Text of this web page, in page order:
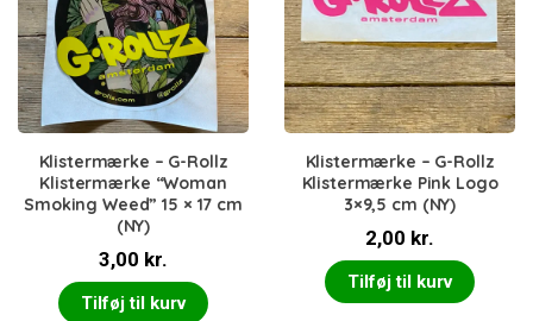
Klistermærke – G-Rollz
Klistermærke “Woman
Smoking Weed” 15 × 17 cm
(NY)
3,00 kr.
Tilføj til kurv
Klistermærke – G-Rollz
Klistermærke Pink Logo
3×9,5 cm (NY)
2,00 kr.
Tilføj til kurv